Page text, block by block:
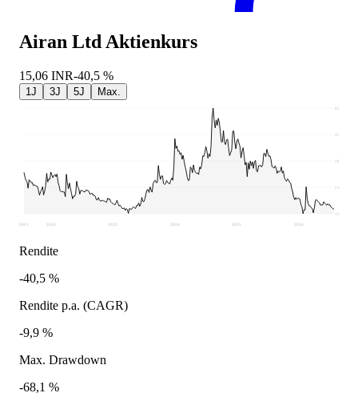
Airan Ltd Aktienkurs
15,06 INR-40,5 %
1J 3J 5J Max.
13,8
21,16
28,51
35,87
43,22
2021 2022 2023 2024 2025 2026
Rendite
-40,5 %
Rendite p.a. (CAGR)
-9,9 %
Max. Drawdown
-68,1 %